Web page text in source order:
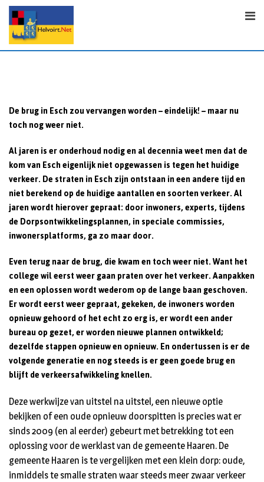
Skip
content
De brug in Esch zou vervangen worden – eindelijk! – maar nu
toch nog weer niet.
Al jaren is er onderhoud nodig en al decennia weet men dat de
kom van Esch eigenlijk niet opgewassen is tegen het huidige
verkeer. De straten in Esch zijn ontstaan in een andere tijd en
niet berekend op de huidige aantallen en soorten verkeer. Al
jaren wordt hierover gepraat: door inwoners, experts, tijdens
de Dorpsontwikkelingsplannen, in speciale commissies,
inwonersplatforms, ga zo maar door.
Even terug naar de brug, die kwam en toch weer niet. Want het
college wil eerst weer gaan praten over het verkeer. Aanpakken
en een oplossen wordt wederom op de lange baan geschoven.
Er wordt eerst weer gepraat, gekeken, de inwoners worden
opnieuw gehoord of het echt zo erg is, er wordt een ander
bureau op gezet, er worden nieuwe plannen ontwikkeld;
dezelfde stappen opnieuw en opnieuw. En ondertussen is er de
volgende generatie en nog steeds is er geen goede brug en
blijft de verkeersafwikkeling knellen.
Deze werkwijze van uitstel na uitstel, een nieuwe optie
bekijken of een oude opnieuw doorspitten is precies wat er
sinds 2009 (en al eerder) gebeurt met betrekking tot een
oplossing voor de werklast van de gemeente Haaren. De
gemeente Haaren is te vergelijken met een klein dorp: oude,
inmiddels te smalle straten waar steeds meer zwaar verkeer